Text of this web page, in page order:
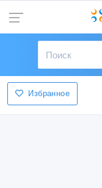
Избранное